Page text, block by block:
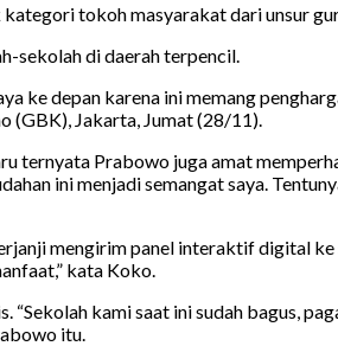
tokoh masyarakat dari unsur
sekolah di daerah terpencil.
ke depan karena ini memang
(GBK), Jakarta, Jumat (28/11).
ternyata Prabowo juga amat
ini menjadi semangat saya.
mengirim panel interaktif digital
kata Koko.
kami saat ini sudah bagus,
itu.